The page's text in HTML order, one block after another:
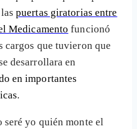
laspuertas giratorias entre
Medicamento funcionó
cargos que tuvieron que
desarrollara en
en importantes
.
seré yo quién monte el